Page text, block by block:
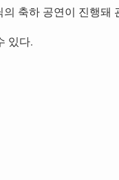
축하 공연이 진행돼
있다.